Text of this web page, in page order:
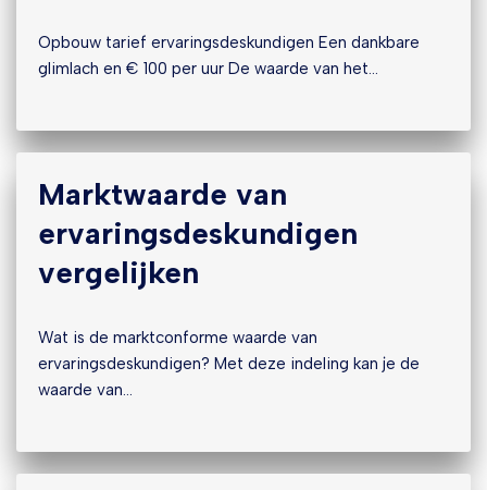
Opbouw tarief ervaringsdeskundigen Een dankbare
glimlach en € 100 per uur De waarde van het…
Marktwaarde van
ervaringsdeskundigen
vergelijken
Wat is de marktconforme waarde van
ervaringsdeskundigen? Met deze indeling kan je de
waarde van…